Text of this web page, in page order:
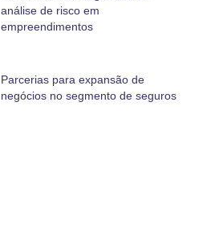
análise de risco em
empreendimentos
Parcerias para expansão de
negócios no segmento de seguros